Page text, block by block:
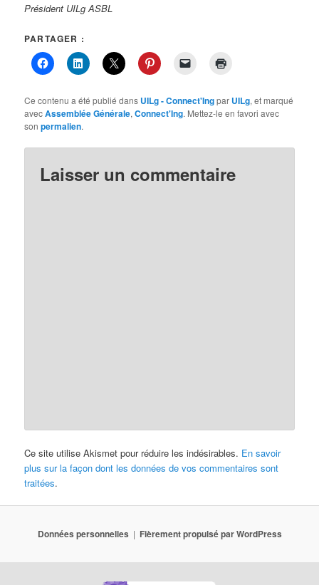
Président UILg ASBL
PARTAGER :
Ce contenu a été publié dans UILg - Connect'Ingpar UILg, et marqué
avecAssemblée Générale,Connect'Ing. Mettez-le en favori avec
sonpermalien.
Laisser un commentaire
Ce site utilise Akismet pour réduire les indésirables. En savoir
plus sur la façon dont les données de vos commentaires sont
traitées.
Données personnelles Fièrement propulsé par WordPress